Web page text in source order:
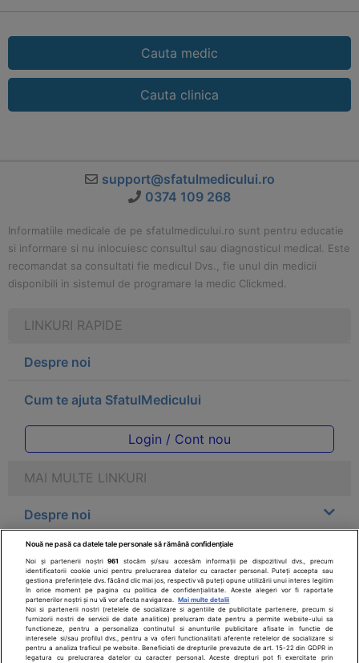
Cauta medic
Cauta clinica
support@sfatulmedicului.ro
0374 109 268
Informatiile medicale de pe sfatulmedicului.ro sunt pentru educatie
si informare si nu inlocuiesc consultul sau diagnosticul medical. Este
recomandat sa consultati fie medicul Dvs., fie unul din medicii
disponibili in sistemul de programare la medic Clickmed.
LINKURI RAPIDE
Despre noi
Cum te ajuta SfatulMedicului
Login / Cont nou
MAI MULTE LINKURI
Despre noi
Legal
Drepturile consumatorului
Parteneri
Nouă ne pasă ca datele tale personale să rămână confidențiale
Noi și partenerii noștri961
stocăm și/sau accesăm informații pe dispozitivul dvs., precum
identificatorii cookie unici pentru prelucrarea datelor cu caracter personal. Puteți accepta sau
gestiona preferințele dvs. făcând clic mai jos, respectiv vă puteți opune utilizării unui interes legitim
în orice moment pe pagina cu politica de confidențialitate. Aceste alegeri vor fi raportate
partenerilor noștri și nu vă vor afecta navigarea.
Mai multe detalii
Noi si partenerii nostri (retelele de socializare si agentiile de publicitate partenere, precum si
furnizorii nostri de servicii de date analitice) prelucram date pentru a permite website-ului sa
functioneze, pentru a personaliza continutul si anunturile publicitare afisate in functie de
interesele si/sau profilul dvs., pentru a va oferi functionalitati aferente retelelor de socializare si
pentru a analiza traficul pe website. Beneficiati de drepturile prevazute de art. 15-22 din GDPR in
legatura cu prelucrarea datelor cu caracter personal. Aceste drepturi pot fi exercitate prin